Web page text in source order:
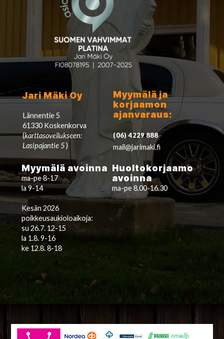
Jari Mäki Oy
Lännentie 5
61330 Koskenkorva
(karttasovellukseen:
Lasipajantie 5)
Myymälä ja
korjaamon
ajanvaraus:
(06) 4229 888
mail@jarimaki.fi
Myymälä avoinna
ma-pe 8-17
la 9-14
Kesän 2026
poikkeusaukioloaikoja:
su 26.7. 12-15
la 1.8. 9-16
ke 12.8. 8-18
Huoltokorjaamo
avoinna
ma-pe 8.00-16.30